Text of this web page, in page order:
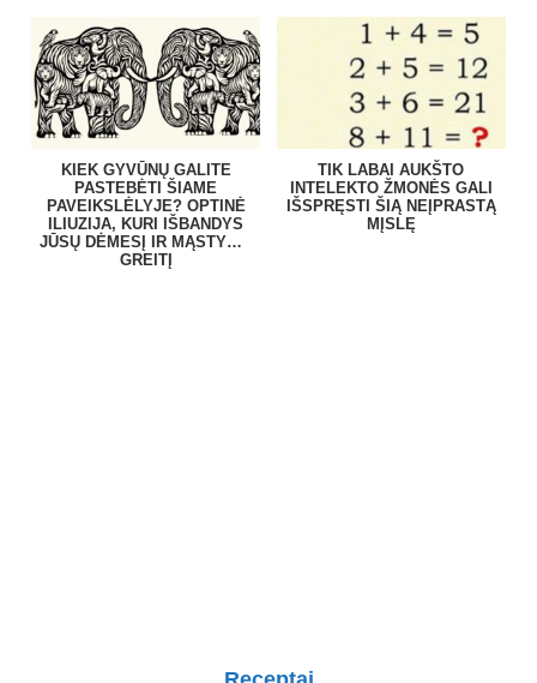
KIEK GYVŪNŲ GALITE
PASTEBĖTI ŠIAME
PAVEIKSLĖLYJE? OPTINĖ
ILIUZIJA, KURI IŠBANDYS
JŪSŲ DĖMESĮ IR MĄSTYMO
GREITĮ
TIK LABAI AUKŠTO
INTELEKTO ŽMONĖS GALI
IŠSPRĘSTI ŠIĄ NEĮPRASTĄ
MĮSLĘ